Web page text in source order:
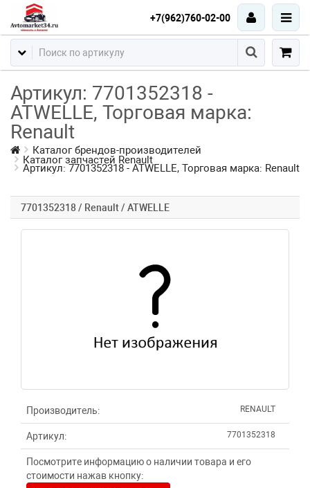
+7(962)760-02-00
Артикул: 7701352318 -
ATWELLE, Торговая марка:
Renault
Каталог брендов-производителей
Каталог запчастей Renault
Артикул: 7701352318 - ATWELLE, Торговая марка: Renault
7701352318 / Renault / ATWELLE
Производитель: RENAULT
Артикул: 7701352318
Посмотрите информацию о наличии товара и его
стоимости нажав кнопку: